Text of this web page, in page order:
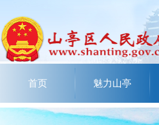
首页 魅力山亭